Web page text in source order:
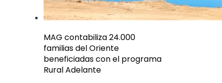
MAG contabiliza 24.000
familias del Oriente
beneficiadas con el programa
Rural Adelante